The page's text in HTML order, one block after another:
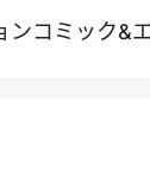
ンコミック&